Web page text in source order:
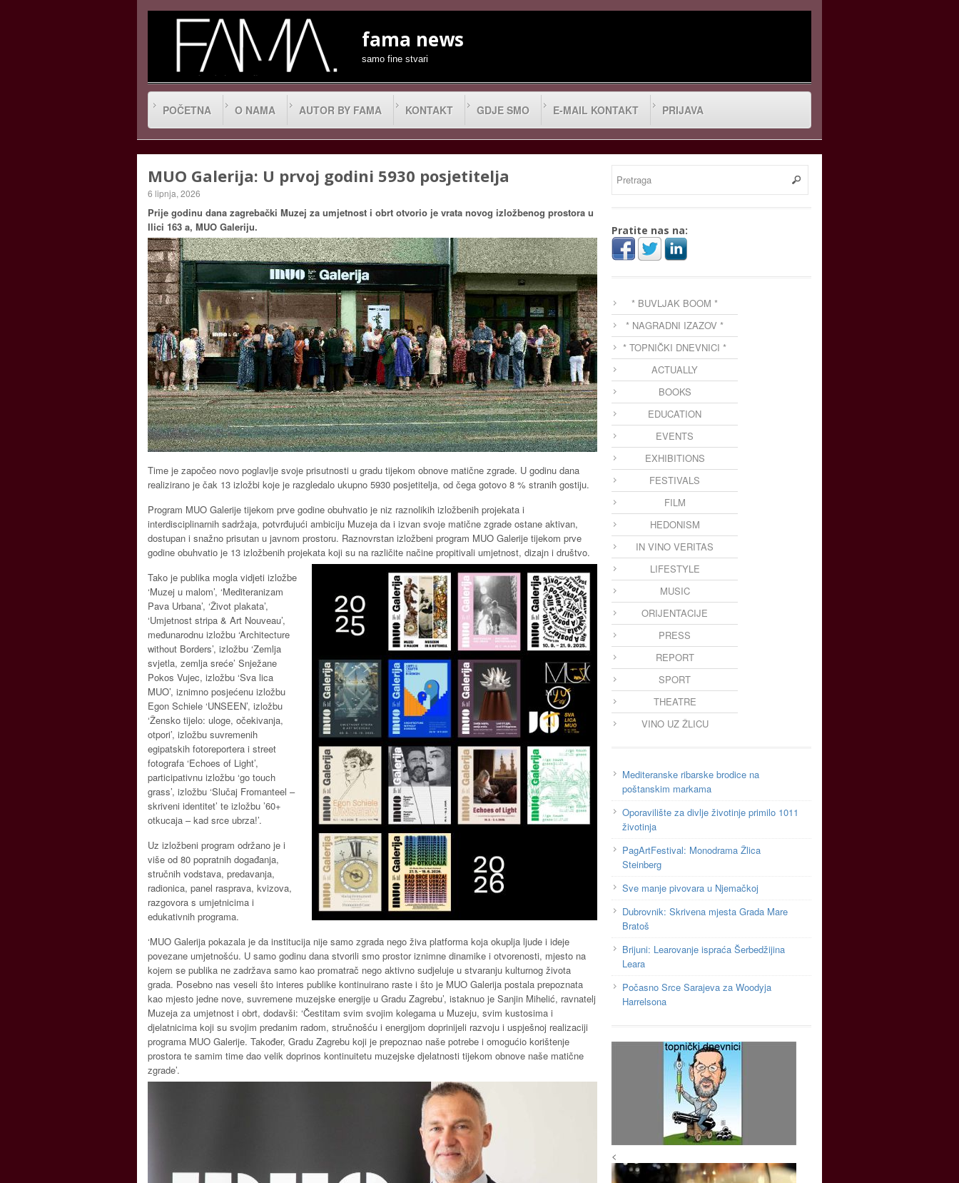
fama news
samo fine stvari
POČETNA O NAMA AUTOR BY FAMA KONTAKT GDJE SMO E-MAIL KONTAKT PRIJAVA
MUO Galerija: U prvoj godini 5930 posjetitelja
6 lipnja, 2026
Prije godinu dana zagrebački Muzej za umjetnost i obrt otvorio je vrata novog izložbenog prostora u
Ilici 163 a, MUO Galeriju.
Time je započeo novo poglavlje svoje prisutnosti u gradu tijekom obnove matične zgrade. U godinu dana
realizirano je čak 13 izložbi koje je razgledalo ukupno 5930 posjetitelja, od čega gotovo 8 % stranih gostiju.
Program MUO Galerije tijekom prve godine obuhvatio je niz raznolikih izložbenih projekata i
interdisciplinarnih sadržaja, potvrđujući ambiciju Muzeja da i izvan svoje matične zgrade ostane aktivan,
dostupan i snažno prisutan u javnom prostoru. Raznovrstan izložbeni program MUO Galerije tijekom prve
godine obuhvatio je 13 izložbenih projekata koji su na različite načine propitivali umjetnost, dizajn i društvo.
Tako je publika mogla vidjeti izložbe
‘Muzej u malom’, ‘Mediteranizam
Pava Urbana’, ‘Život plakata’,
‘Umjetnost stripa & Art Nouveau’,
međunarodnu izložbu ‘Architecture
without Borders’, izložbu ‘Zemlja
svjetla, zemlja sreće’ Snježane
Pokos Vujec, izložbu ‘Sva lica
MUO’, iznimno posjećenu izložbu
Egon Schiele ‘UNSEEN’, izložbu
‘Žensko tijelo: uloge, očekivanja,
otpori’, izložbu suvremenih
egipatskih fotoreportera i street
fotografa ‘Echoes of Light’,
participativnu izložbu ‘go touch
grass’, izložbu ‘Slučaj Fromanteel –
skriveni identitet’ te izložbu ’60+
otkucaja – kad srce ubrza!’.
Uz izložbeni program održano je i
više od 80 popratnih događanja,
stručnih vodstava, predavanja,
radionica, panel rasprava, kvizova,
razgovora s umjetnicima i
edukativnih programa.
‘MUO Galerija pokazala je da institucija nije samo zgrada nego živa platforma koja okuplja ljude i ideje
povezane umjetnošću. U samo godinu dana stvorili smo prostor iznimne dinamike i otvorenosti, mjesto na
kojem se publika ne zadržava samo kao promatrač nego aktivno sudjeluje u stvaranju kulturnog života
grada. Posebno nas veseli što interes publike kontinuirano raste i što je MUO Galerija postala prepoznata
kao mjesto jedne nove, suvremene muzejske energije u Gradu Zagrebu’, istaknuo je Sanjin Mihelić, ravnatelj
Muzeja za umjetnost i obrt, dodavši: ‘Čestitam svim svojim kolegama u Muzeju, svim kustosima i
djelatnicima koji su svojim predanim radom, stručnošću i energijom doprinijeli razvoju i uspješnoj realizaciji
programa MUO Galerije. Također, Gradu Zagrebu koji je prepoznao naše potrebe i omogućio korištenje
prostora te samim time dao velik doprinos kontinuitetu muzejske djelatnosti tijekom obnove naše matične
zgrade’.
Pratite nas na:
* BUVLJAK BOOM *
* NAGRADNI IZAZOV *
* TOPNIČKI DNEVNICI *
ACTUALLY
BOOKS
EDUCATION
EVENTS
EXHIBITIONS
FESTIVALS
FILM
HEDONISM
IN VINO VERITAS
LIFESTYLE
MUSIC
ORIJENTACIJE
PRESS
REPORT
SPORT
THEATRE
VINO UZ ŽLICU
Mediteranske ribarske brodice na
poštanskim markama
Oporavilište za divlje životinje primilo 1011
životinja
PagArtFestival: Monodrama Žlica
Steinberg
Sve manje pivovara u Njemačkoj
Dubrovnik: Skrivena mjesta Grada Mare
Bratoš
Brijuni: Learovanje ispraća Šerbedžijina
Leara
Počasno Srce Sarajeva za Woodyja
Harrelsona
<